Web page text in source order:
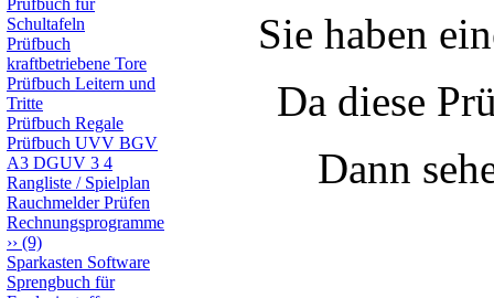
Prüfbuch für
Schultafeln
Prüfbuch
kraftbetriebene Tore
Prüfbuch Leitern und
Tritte
Prüfbuch Regale
Prüfbuch UVV BGV
A3 DGUV 3 4
Rangliste / Spielplan
Rauchmelder Prüfen
Rechnungsprogramme
›› (9)
Sparkasten Software
Sprengbuch für
Sie haben
Da diese
Dann